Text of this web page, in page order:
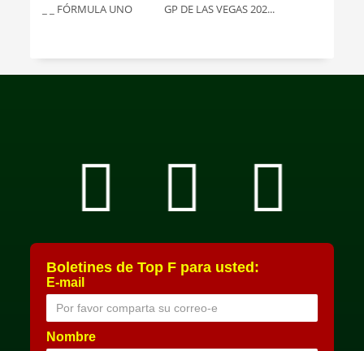
_ _ FÓRMULA UNO GP DE LAS VEGAS 202...
Boletines de Top F para usted:
E-mail
Nombre